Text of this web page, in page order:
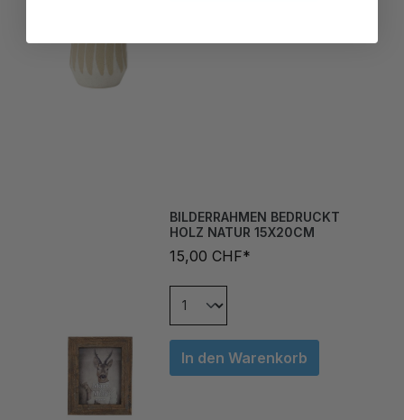
HOLZ NATUR 15X20CM
15,00 CHF*
In den Warenkorb